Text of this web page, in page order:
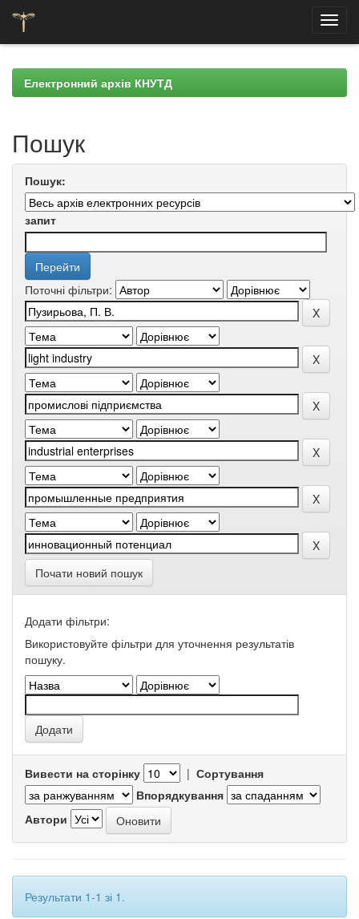
navigationЕлектронний архів КНУТД
Пошук
Пошук:
запит
Поточні фільтри:
Почати новий пошук
Додати фільтри:
Використовуйте фільтри для уточнення результатів
пошуку.
Вивести на сторінку | Сортування
Впорядкування
Автори
Результати 1-1 зі 1.